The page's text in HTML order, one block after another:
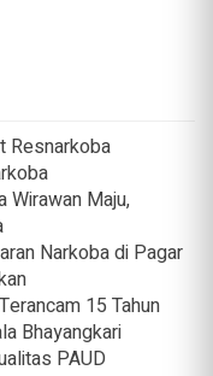
Resnarkoba
Wirawan Maju,
Narkoba di Pagar
15 Tahun
Bhayangkari
PAUD